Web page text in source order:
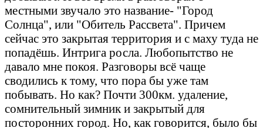
местными звучало это название- "Город
Солнца", или "Обитель Рассвета". Причем
сейчас это закрытая территория и с маху туда не
попадёшь. Интрига росла. Любопытство не
давало мне покоя. Разговоры всё чаще
сводились к тому, что пора бы уже там
побывать. Но как? Почти 300км. удаление,
сомнительный зимник и закрытый для
посторонних город. Но, как говорится, было бы